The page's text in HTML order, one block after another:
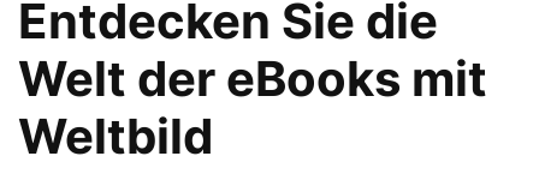
Entdecken Sie die
Welt der eBooks mit
Weltbild